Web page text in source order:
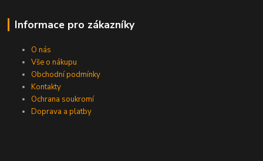
Informace pro zákazníky
O nás
Vše o nákupu
Obchodní podmínky
Kontakty
Ochrana soukromí
Doprava a platby